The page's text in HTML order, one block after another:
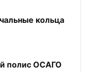
кольца
полис ОСАГО